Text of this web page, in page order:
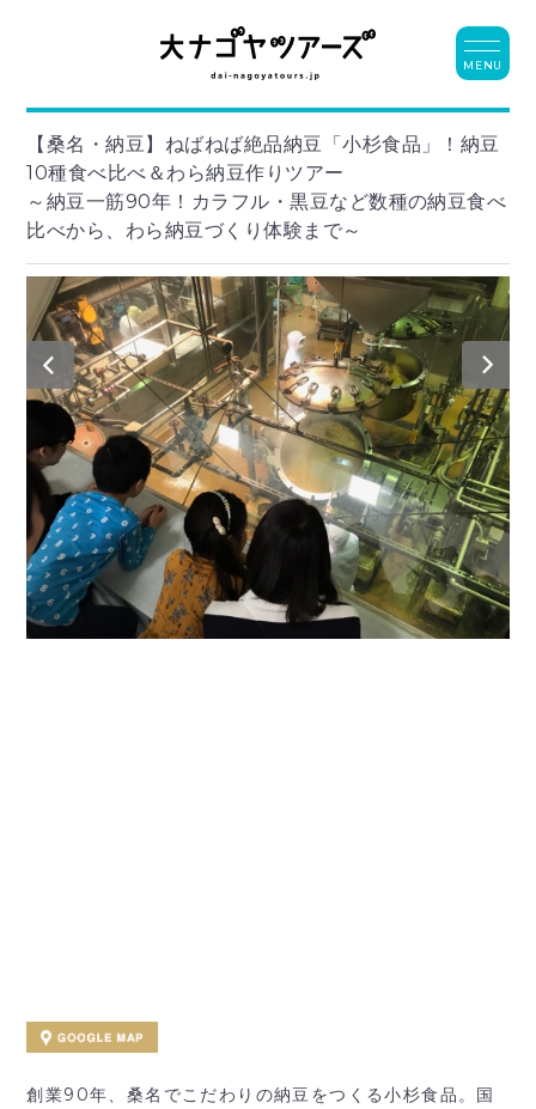
【桑名・納豆】ねばねば絶品納豆「小杉食品」！納豆
10種食べ比べ＆わら納豆作りツアー
～納豆一筋90年！カラフル・黒豆など数種の納豆食べ
比べから、わら納豆づくり体験まで～
創業90年、桑名でこだわりの納豆をつくる小杉食品。国
MENU